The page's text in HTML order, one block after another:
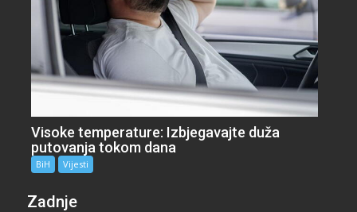
Visoke temperature: Izbjegavajte duža
putovanja tokom dana
BiH Vijesti
Zadnje